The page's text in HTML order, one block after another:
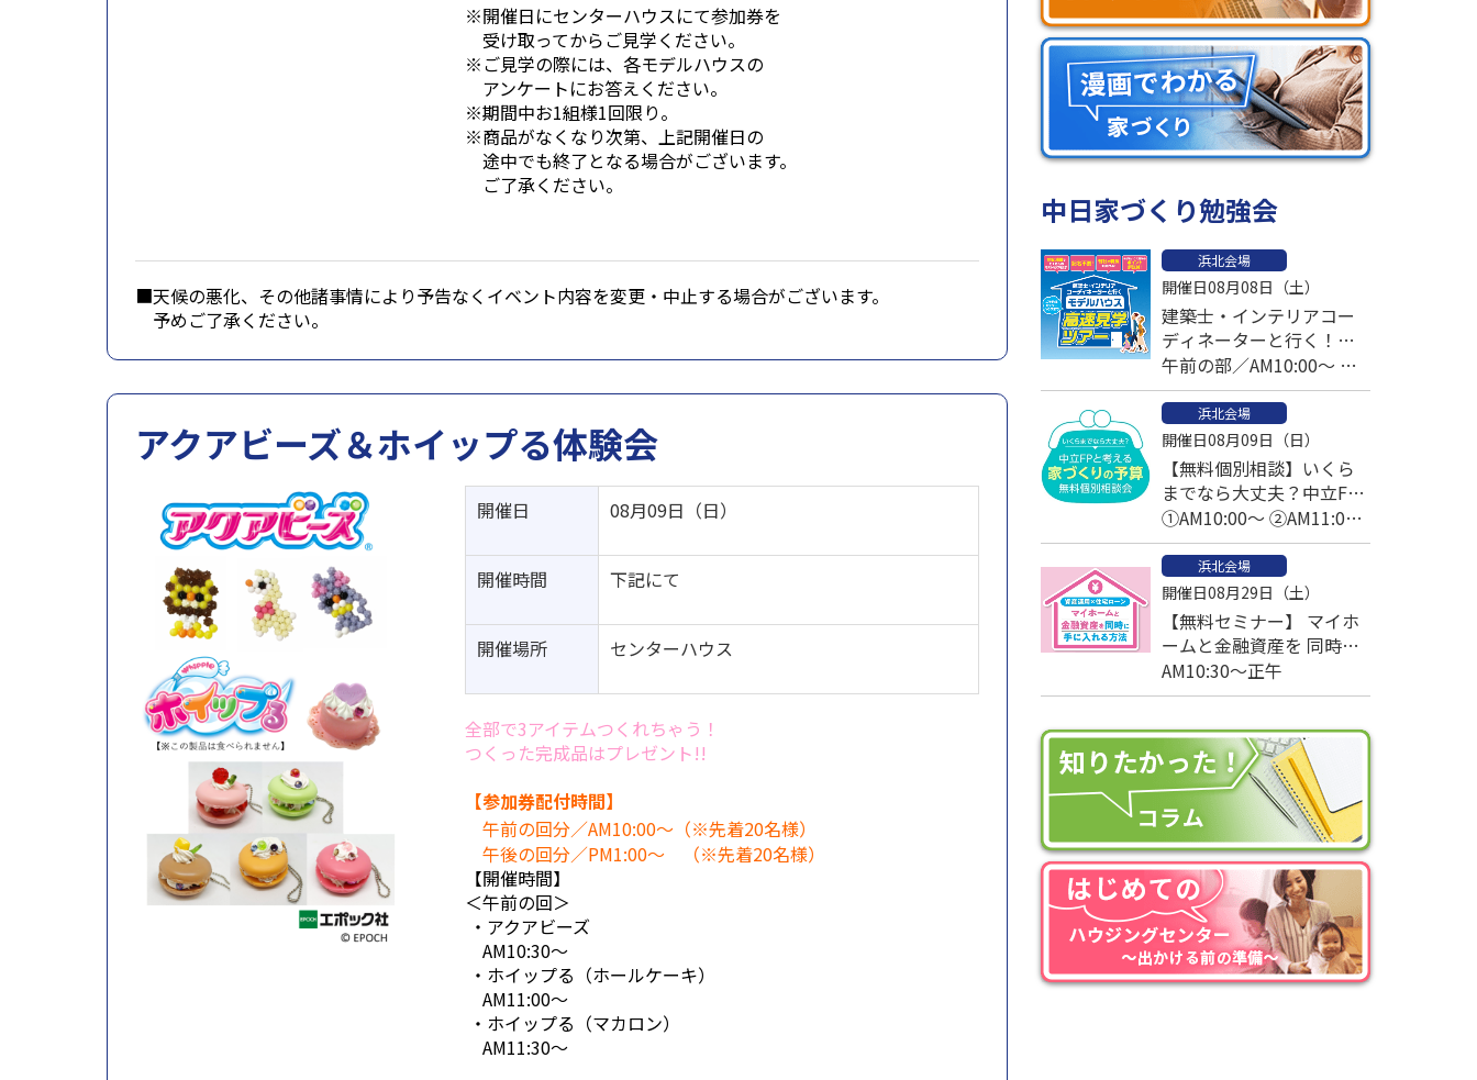
※開催日にセンターハウスにて参加券を
受け取ってからご見学ください。
※ご見学の際には、各モデルハウスの
アンケートにお答えください。
※期間中お1組様1回限り。
※商品がなくなり次第、上記開催日の
途中でも終了となる場合がございます。
ご了承ください。
■天候の悪化、その他諸事情により予告なくイベント内容を変更・中止する場合がございます。
予めご了承ください。
アクアビーズ＆ホイップる体験会
開催日 08月09日（日）
開催時間 下記にて
開催場所 センターハウス
全部で3アイテムつくれちゃう！
つくった完成品はプレゼント!!
【参加券配付時間】
午前の回分／AM10:00～（※先着20名様）
午後の回分／PM1:00～
（※先着20名様）
【開催時間】
＜午前の回＞
・アクアビーズ
AM10:30～
・ホイップる （ホールケーキ）
AM11:00～
・ホイップる （マカロン）
AM11:30～
中日家づくり勉強会
浜北会場
開催日08月08日（土）
建築士・インテリアコー
ディネーターと行く！モ
デルハウス高速見学ツア
ー
午前の部／AM10:00～ 午
後の部／PM1:00～
浜北会場
開催日08月09日（日）
【無料個別相談】いくら
までなら大丈夫？中立FP
と考える家づくりの予算
①AM10:00～ ②AM11:00
～
浜北会場
開催日08月29日（土）
【無料セミナー】 マイホ
ームと金融資産を 同時に
手に入れる方法
AM10:30～正午